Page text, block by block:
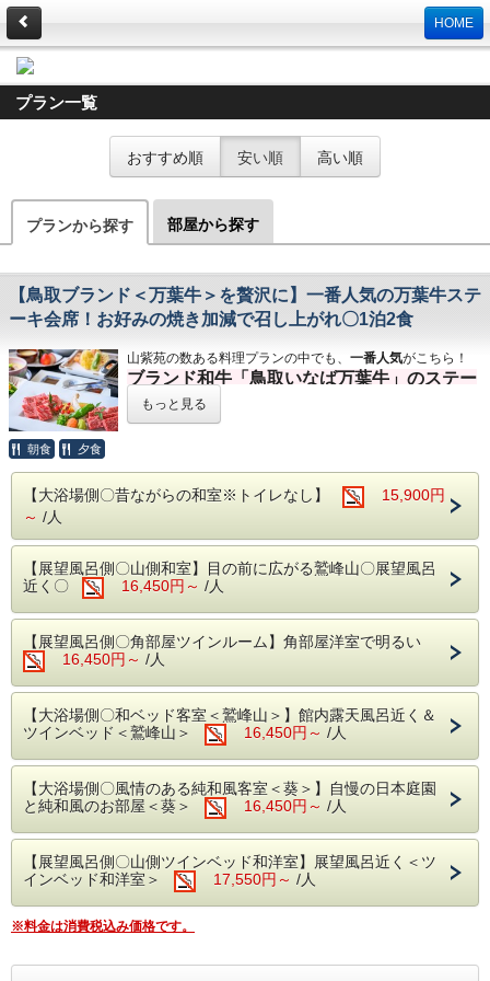
HOME
プラン一覧
おすすめ順 安い順 高い順
プランから探す 部屋から探す
【鳥取ブランド＜万葉牛＞を贅沢に】一番人気の万葉牛ステ
ーキ会席！お好みの焼き加減で召し上がれ〇1泊2食
山紫苑の数ある料理プランの中でも、 一番人気がこちら！
ブランド和牛「鳥取いなば万葉牛」のステー
キと、
鳥取の海の幸、山の幸、里の幸をたっぷり味
「万葉牛」の特徴は、和牛本来の肉の旨みと上質な脂。
万葉牛生産流通組合の指定登録店である山紫苑だからこそ、
最高峰の「鳥取いなば万葉牛」を最高の状態
でお召し上がりいただけます。
お好みの焼き加減でお楽しみいただけるセルフソテースタイ
ルで、
至福のひとときをお過ごしください。
【ご夕食】
万葉牛ステーキ会席
です。
ステーキは「セルフソテースタイル」で提供。
先付/お造り/万葉牛ステーキ（セルフソテースタイル）/
蒸物/サラダ/揚物/吸物/水物
※ご到着が18時を過ぎる場合はご連絡をお願いします。
もっと見る
朝食 夕食
【大浴場側〇昔ながらの和室※トイレなし】
15,900円
～ /人
【展望風呂側〇山側和室】目の前に広がる鷲峰山〇展望風呂
近く〇
16,450円～ /人
【展望風呂側〇角部屋ツインルーム】角部屋洋室で明るい
16,450円～ /人
【大浴場側〇和ベッド客室＜鷲峰山＞】館内露天風呂近く＆
ツインベッド＜鷲峰山＞
16,450円～ /人
【大浴場側〇風情のある純和風客室＜葵＞】自慢の日本庭園
と純和風のお部屋＜葵＞
16,450円～ /人
【展望風呂側〇山側ツインベッド和洋室】展望風呂近く＜ツ
インベッド和洋室＞
17,550円～ /人
※料金は消費税込み価格です。